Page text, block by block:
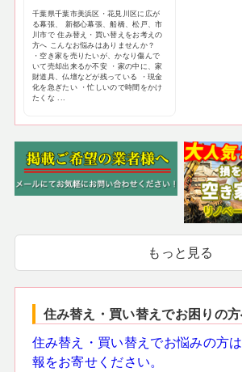
千葉県千葉市美浜区・花見川区に広が
る幕張、 新都心幕張、船橋、松戸、市
川市で 住み替え・買い替えをお考えの
方へ こんなお悩みはありませんか？
・空き家を売りたいが、かなり傷んで
いて売却出来るか不安 ・家の中に、家
財道具、仏壇などが残っている ・現金
化を急ぎたい ・忙しいので時間をかけ
たくな ...
もっと見る
住み替え・買い替えでお困りの
住み替え・買い替えでお悩みの方
報をお寄せください。